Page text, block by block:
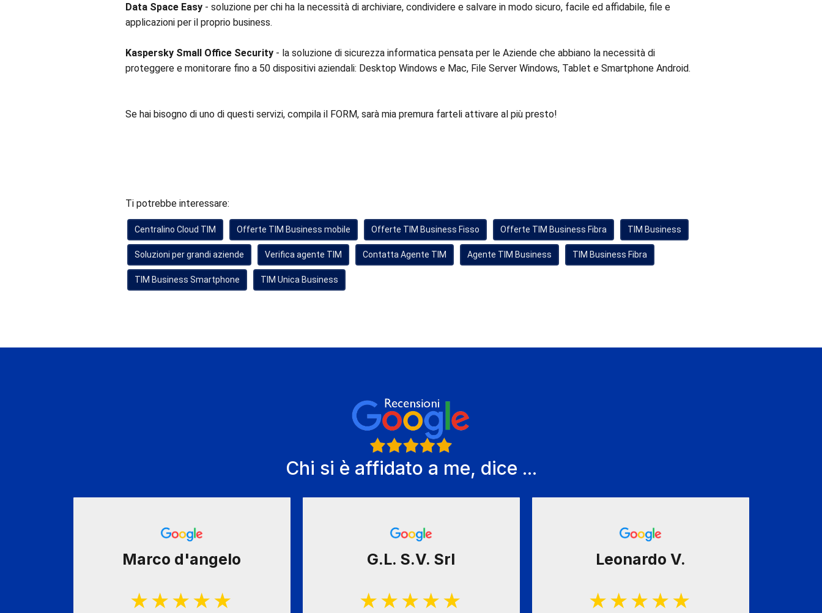
Data Space Easy- soluzione per chi ha la necessità di archiviare, condividere e salvare in modo sicuro, facile ed affidabile, file e
applicazioni per il proprio business.
Kaspersky Small Office Security - la soluzione di sicurezza informatica pensata per le Aziende che abbiano la necessità di
proteggere e monitorare fino a 50 dispositivi aziendali: Desktop Windows e Mac, File Server Windows, Tablet e Smartphone Android.
Se hai bisogno di uno di questi servizi, compila il FORM, sarà mia premura farteli attivare al più presto!
Ti potrebbe interessare:
Centralino Cloud TIM Offerte TIM Business mobile Offerte TIM Business Fisso Offerte TIM Business Fibra TIM Business
Soluzioni per grandi aziende Verifica agente TIM Contatta Agente TIM Agente TIM Business TIM Business Fibra
TIM Business Smartphone TIM Unica Business
Chi si è affidato a me, dice ...
Marco d'angelo G.L. S.V. Srl Leonardo V.